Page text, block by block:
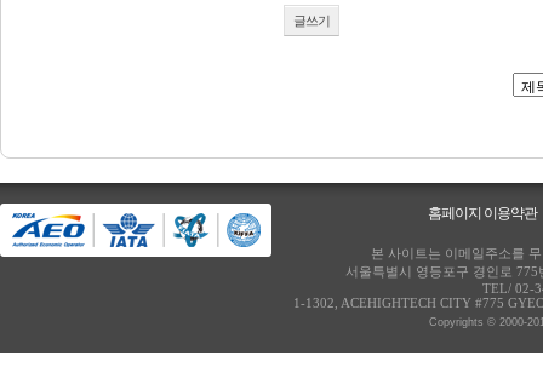
글쓰기
홈페이지 이용약관
본 사이트는 이메일주소를
서울특별시 영등포구 경인로
TEL/ 02-
1-1302, ACEHIGHTECH CITY #775
Copyrights © 2000-